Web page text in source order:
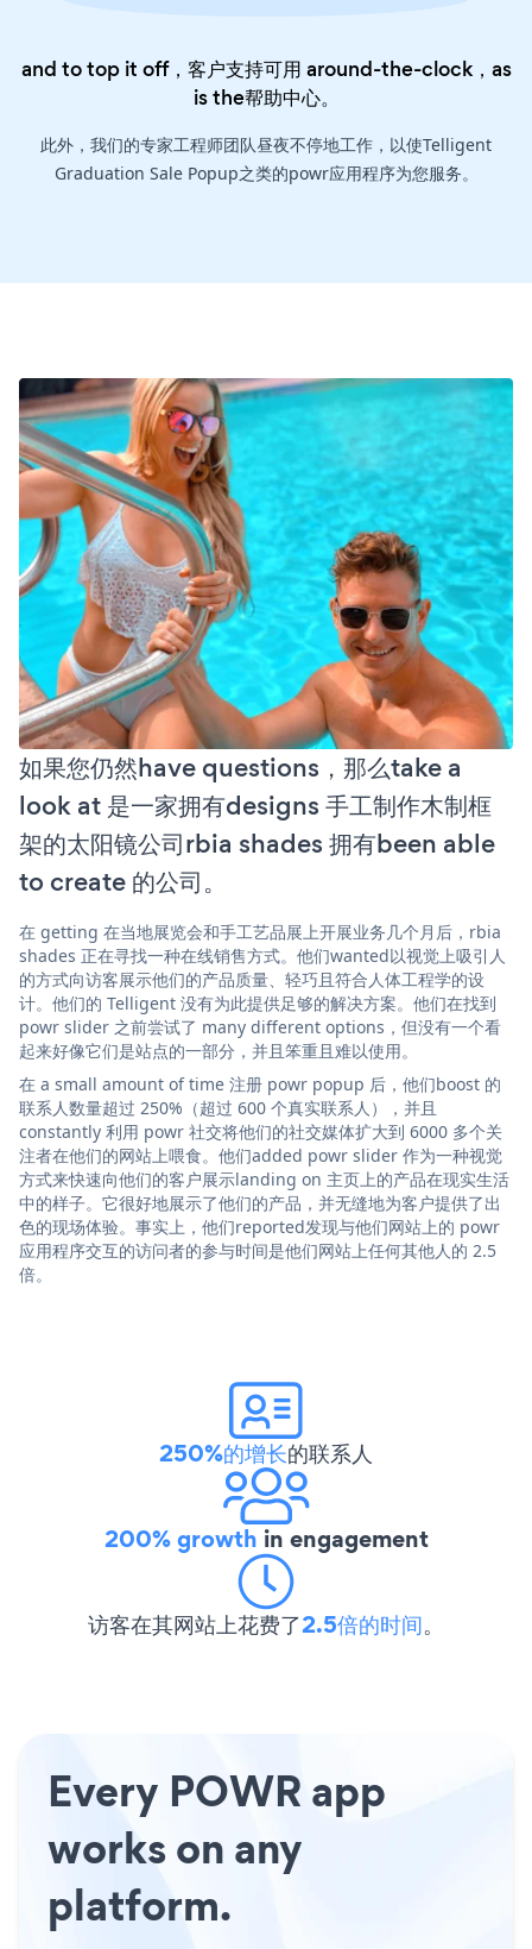
and to top it off，客户支持可用 around-the-clock，as
is the帮助中心。
此外，我们的专家工程师团队昼夜不停地工作，以使Telligent
Graduation Sale Popup之类的powr应用程序为您服务。
如果您仍然have questions，那么take a
look at 是一家拥有designs 手工制作木制框
架的太阳镜公司rbia shades 拥有been able
to create 的公司。
在 getting 在当地展览会和手工艺品展上开展业务几个月后，rbia
shades 正在寻找一种在线销售方式。他们wanted以视觉上吸引人
的方式向访客展示他们的产品质量、轻巧且符合人体工程学的设
计。他们的 Telligent 没有为此提供足够的解决方案。他们在找到
powr slider 之前尝试了 many different options，但没有一个看
起来好像它们是站点的一部分，并且笨重且难以使用。
在 a small amount of time 注册 powr popup 后，他们boost 的
联系人数量超过 250%（超过 600 个真实联系人），并且
constantly 利用 powr 社交将他们的社交媒体扩大到 6000 多个关
注者在他们的网站上喂食。他们added powr slider 作为一种视觉
方式来快速向他们的客户展示landing on 主页上的产品在现实生活
中的样子。它很好地展示了他们的产品，并无缝地为客户提供了出
色的现场体验。事实上，他们reported发现与他们网站上的 powr
应用程序交互的访问者的参与时间是他们网站上任何其他人的 2.5
倍。
250%的增长的联系人
200% growth in engagement
访客在其网站上花费了2.5倍的时间。
Every POWR app
works on any
platform.